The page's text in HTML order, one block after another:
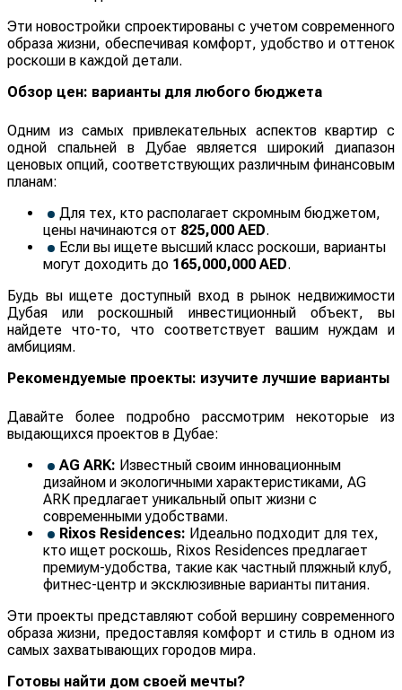
Эти новостройки спроектированы с учетом современного
образа жизни, обеспечивая комфорт, удобство и оттенок
роскоши в каждой детали.
Обзор цен: варианты для любого бюджета
Одним из самых привлекательных аспектов квартир с
одной спальней в Дубае является широкий диапазон
ценовых опций, соответствующих различным финансовым
планам:
Для тех, кто располагает скромным бюджетом,
цены начинаются от 825,000 AED.
Если вы ищете высший класс роскоши, варианты
могут доходить до 165,000,000 AED.
Будь вы ищете доступный вход в рынок недвижимости
Дубая или роскошный инвестиционный объект, вы
найдете что-то, что соответствует вашим нуждам и
амбициям.
Рекомендуемые проекты: изучите лучшие варианты
Давайте более подробно рассмотрим некоторые из
выдающихся проектов в Дубае:
AG ARK: Известный своим инновационным
дизайном и экологичными характеристиками, AG
ARK предлагает уникальный опыт жизни с
современными удобствами.
Rixos Residences: Идеально подходит для тех,
кто ищет роскошь, Rixos Residences предлагает
премиум-удобства, такие как частный пляжный клуб,
фитнес-центр и эксклюзивные варианты питания.
Эти проекты представляют собой вершину современного
образа жизни, предоставляя комфорт и стиль в одном из
самых захватывающих городов мира.
Готовы найти дом своей мечты?